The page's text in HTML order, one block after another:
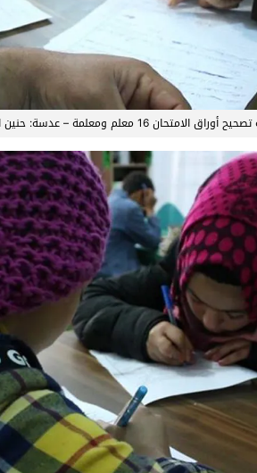
معلم ومعلمة – عدسة: حنين السيد – حرية برس©